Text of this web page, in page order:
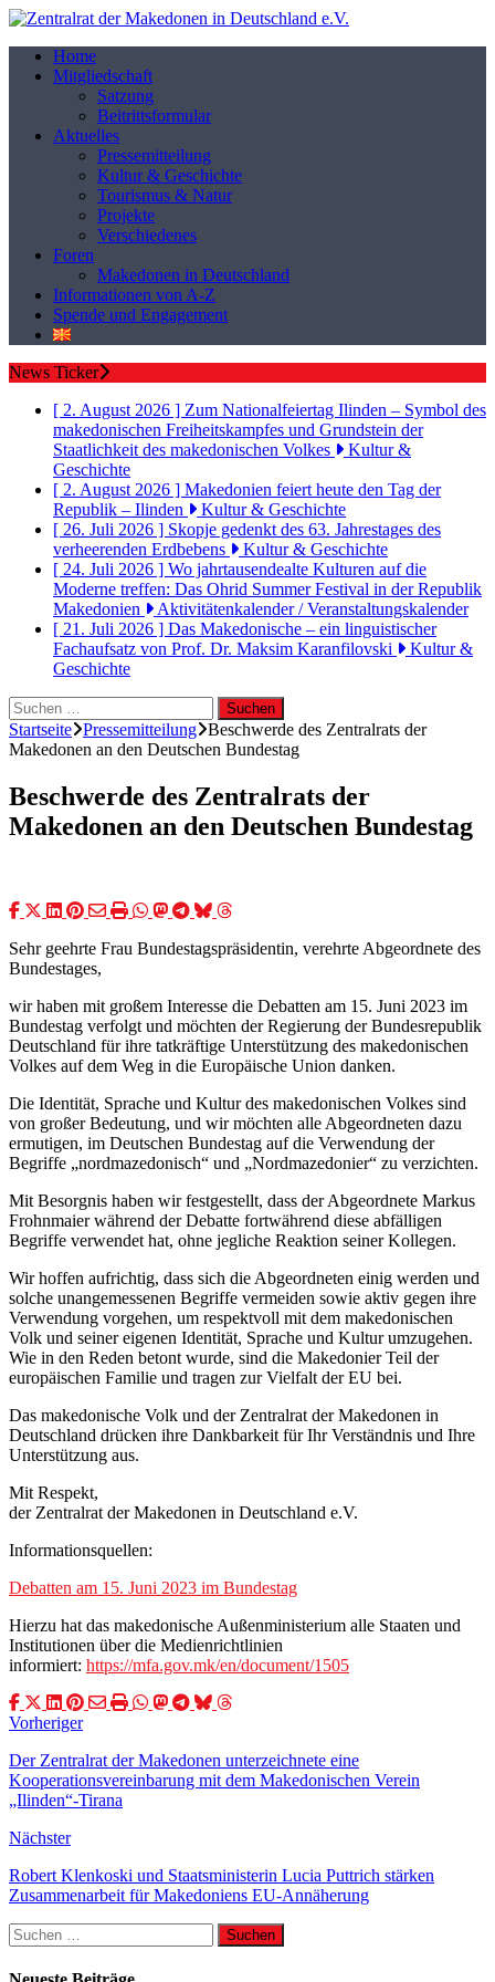
Home
Mitgliedschaft
Satzung
Beitrittsformular
Aktuelles
Pressemitteilung
Kultur & Geschichte
Tourismus & Natur
Projekte
Verschiedenes
Foren
Makedonen in Deutschland
Informationen von A-Z
Spende und Engagement
News Ticker
[ 2. August 2026 ] Zum Nationalfeiertag Ilinden – Symbol des
makedonischen Freiheitskampfes und Grundstein der
Staatlichkeit des makedonischen Volkes
Kultur &
Geschichte
[ 2. August 2026 ] Makedonien feiert heute den Tag der
Republik – Ilinden
Kultur & Geschichte
[ 26. Juli 2026 ] Skopje gedenkt des 63. Jahrestages des
verheerenden Erdbebens
Kultur & Geschichte
[ 24. Juli 2026 ] Wo jahrtausendealte Kulturen auf die
Moderne treffen: Das Ohrid Summer Festival in der Republik
Makedonien
Aktivitätenkalender / Veranstaltungskalender
[ 21. Juli 2026 ] Das Makedonische – ein linguistischer
Fachaufsatz von Prof. Dr. Maksim Karanfilovski
Kultur &
Geschichte
Suchen
nach:
Startseite Pressemitteilung Beschwerde des Zentralrats der
Makedonen an den Deutschen Bundestag
Beschwerde des Zentralrats der
Makedonen an den Deutschen Bundestag
Sehr geehrte Frau Bundestagspräsidentin, verehrte Abgeordnete des
Bundestages,
wir haben mit großem Interesse die Debatten am 15. Juni 2023 im
Bundestag verfolgt und möchten der Regierung der Bundesrepublik
Deutschland für ihre tatkräftige Unterstützung des makedonischen
Volkes auf dem Weg in die Europäische Union danken.
Die Identität, Sprache und Kultur des makedonischen Volkes sind
von großer Bedeutung, und wir möchten alle Abgeordneten dazu
ermutigen, im Deutschen Bundestag auf die Verwendung der
Begriffe „nordmazedonisch“ und „Nordmazedonier“ zu verzichten.
Mit Besorgnis haben wir festgestellt, dass der Abgeordnete Markus
Frohnmaier während der Debatte fortwährend diese abfälligen
Begriffe verwendet hat, ohne jegliche Reaktion seiner Kollegen.
Wir hoffen aufrichtig, dass sich die Abgeordneten einig werden und
solche unangemessenen Begriffe vermeiden sowie aktiv gegen ihre
Verwendung vorgehen, um respektvoll mit dem makedonischen
Volk und seiner eigenen Identität, Sprache und Kultur umzugehen.
Wie in den Reden betont wurde, sind die Makedonier Teil der
europäischen Familie und tragen zur Vielfalt der EU bei.
Das makedonische Volk und der Zentralrat der Makedonen in
Deutschland drücken ihre Dankbarkeit für Ihr Verständnis und Ihre
Unterstützung aus.
Mit Respekt,
der Zentralrat der Makedonen in Deutschland e.V.
Informationsquellen:
Debatten am 15. Juni 2023 im Bundestag
Hierzu hat das makedonische Außenministerium alle Staaten und
Institutionen über die Medienrichtlinien
informiert: https://mfa.gov.mk/en/document/1505
Vorheriger
Der Zentralrat der Makedonen unterzeichnete eine
Kooperationsvereinbarung mit dem Makedonischen Verein
„Ilinden“-Tirana
Nächster
Robert Klenkoski und Staatsministerin Lucia Puttrich stärken
Zusammenarbeit für Makedoniens EU-Annäherung
Suchen
nach: